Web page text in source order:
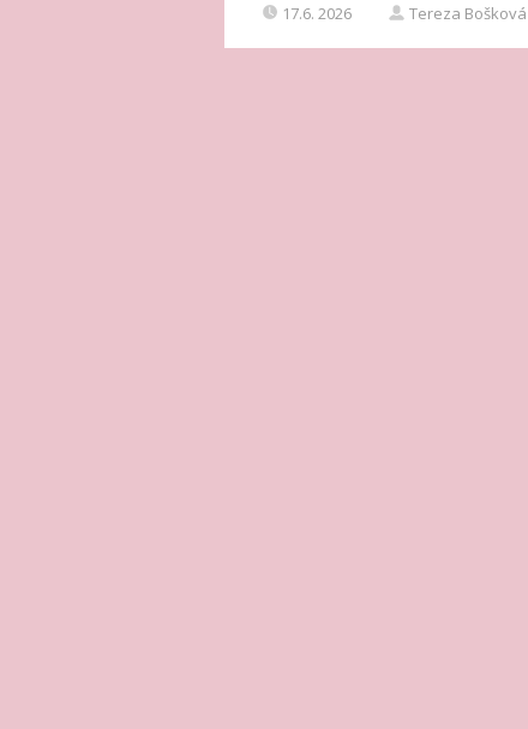
17.6. 2026 Tereza Bošková